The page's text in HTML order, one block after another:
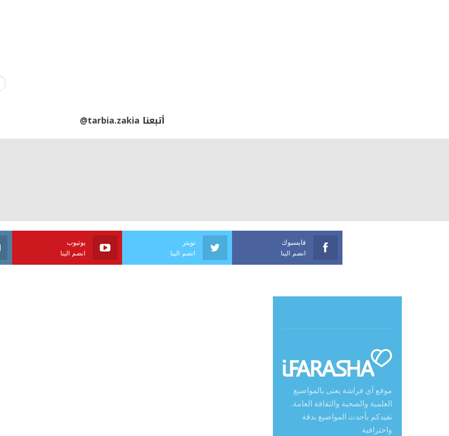
أتبعنا @tarbia.zakia
فايسبوك
انضم الينا
تويتر
انضم الينا
يوتيوب
انضم الينا
موقع آي فراشة يعنى بالمواضيع
العلمية والصحية والثقافة العامة.
نفيدكم بأحدث المواضيع بدقة
واحترافية